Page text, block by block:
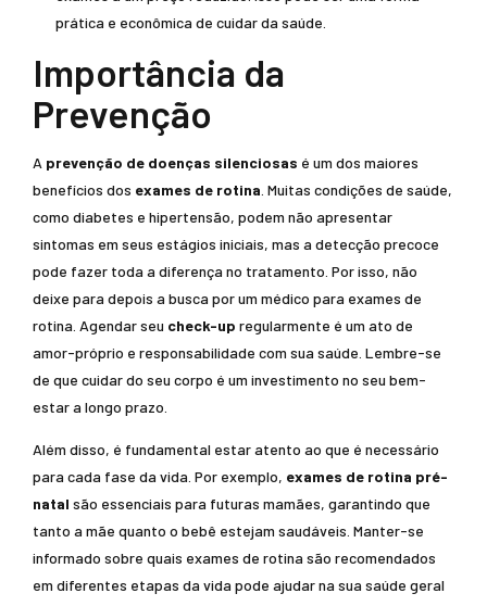
prática e econômica de cuidar da saúde.
Importância da
Prevenção
A prevenção de doenças silenciosas é um dos maiores
benefícios dos exames de rotina . Muitas condições de saúde,
como diabetes e hipertensão, podem não apresentar
sintomas em seus estágios iniciais, mas a detecção precoce
pode fazer toda a diferença no tratamento. Por isso, não
deixe para depois a busca por um médico para exames de
rotina. Agendar seu check-up regularmente é um ato de
amor-próprio e responsabilidade com sua saúde. Lembre-se
de que cuidar do seu corpo é um investimento no seu bem-
estar a longo prazo.
Além disso, é fundamental estar atento ao que é necessário
para cada fase da vida. Por exemplo, exames de rotina pré-
natal são essenciais para futuras mamães, garantindo que
tanto a mãe quanto o bebê estejam saudáveis. Manter-se
informado sobre quais exames de rotina são recomendados
em diferentes etapas da vida pode ajudar na sua saúde geral